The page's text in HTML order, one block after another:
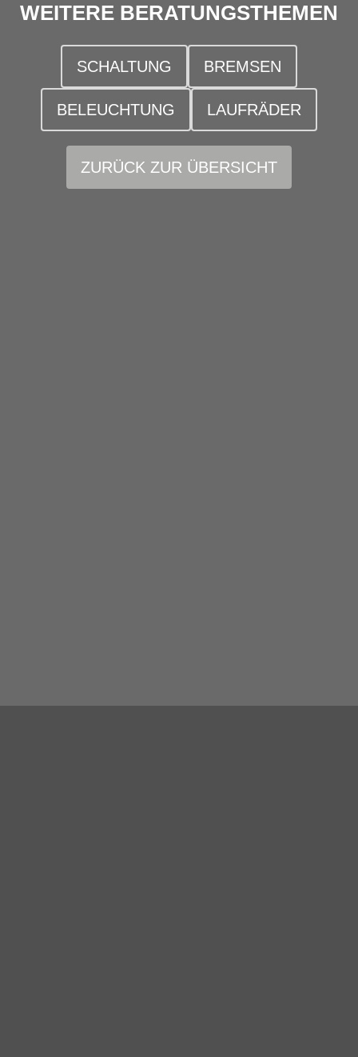
WEITERE BERATUNGSTHEMEN
SCHALTUNG BREMSEN
BELEUCHTUNG LAUFRÄDER
ZURÜCK ZUR ÜBERSICHT